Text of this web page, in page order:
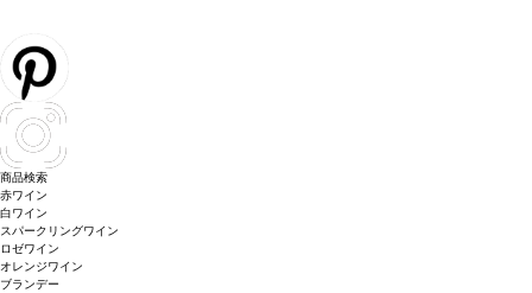
商品検索
赤ワイン
白ワイン
スパークリングワイン
ロゼワイン
オレンジワイン
ブランデー